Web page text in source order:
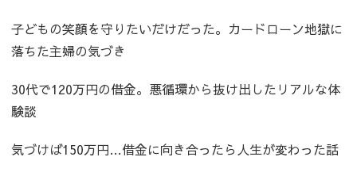
子どもの笑顔を守りたいだけだった。カードローン地獄に
落ちた主婦の気づき
30代で120万円の借金。悪循環から抜け出したリアルな体
験談
気づけば150万円…借金に向き合ったら人生が変わった話